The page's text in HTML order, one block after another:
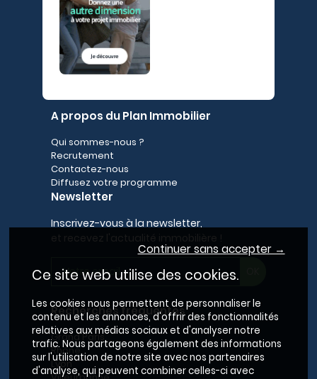
A propos du Plan Immobilier
Qui sommes-nous ?
Recrutement
Contactez-nous
Diffusez votre programme
Newsletter
Inscrivez-vous à la newsletter,
Recherches fréquentes
Grand Paris
Rhône
Lyon
Continuer sans accepter →
Ce site web utilise des cookies.
Les cookies nous permettent de personnaliser le
contenu et les annonces, d'offrir des fonctionnalités
relatives aux médias sociaux et d'analyser notre
trafic. Nous partageons également des informations
sur l'utilisation de notre site avec nos partenaires
d'analyse, qui peuvent combiner celles-ci avec